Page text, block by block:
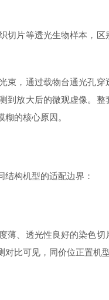
等透光生物样本，
通过载物台通光孔
放大后的微观虚像。
的核心原因。
构机型的适配边界：
透光性良好的染色
比可见，同价位正置机